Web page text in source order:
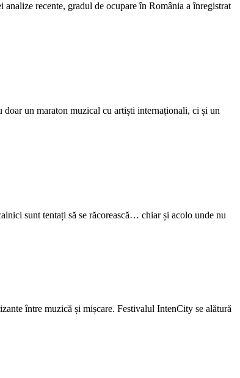
recente, gradul de ocupare în România a înregistrat
un maraton muzical cu artiști internaționali, ci și un
sunt tentați să se răcorească… chiar și acolo unde nu
între muzică și mișcare. Festivalul IntenCity se alătură